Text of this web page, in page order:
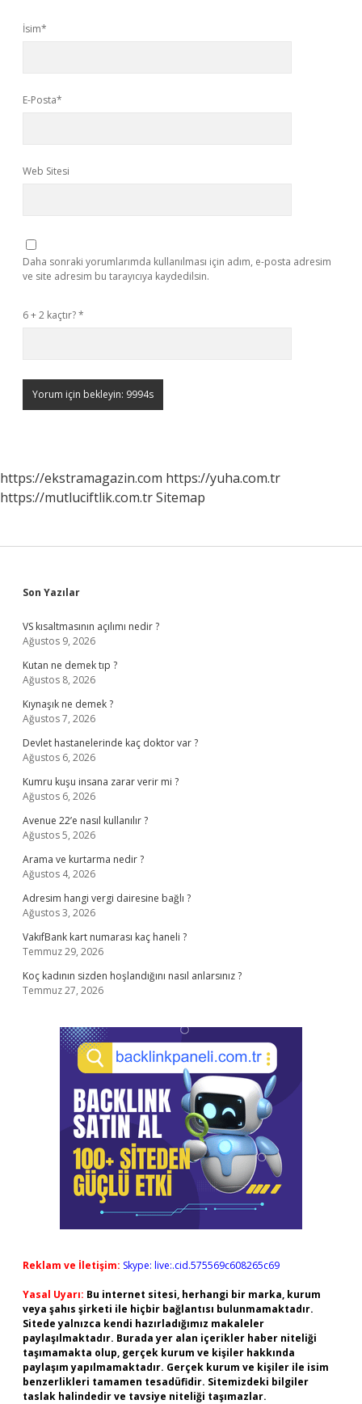
İsim*
E-Posta*
Web Sitesi
Daha sonraki yorumlarımda kullanılması için adım, e-posta adresim
ve site adresim bu tarayıcıya kaydedilsin.
6 + 2 kaçtır?*
https://ekstramagazin.com https://yuha.com.tr
https://mutluciftlik.com.trSitemap
Sidebar
Son Yazılar
VS kısaltmasının açılımı nedir ?
Ağustos 9, 2026
Kutan ne demek tıp ?
Ağustos 8, 2026
Kıynaşık ne demek ?
Ağustos 7, 2026
Devlet hastanelerinde kaç doktor var ?
Ağustos 6, 2026
Kumru kuşu insana zarar verir mi ?
Ağustos 6, 2026
Avenue 22’e nasıl kullanılır ?
Ağustos 5, 2026
Arama ve kurtarma nedir ?
Ağustos 4, 2026
Adresim hangi vergi dairesine bağlı ?
Ağustos 3, 2026
VakıfBank kart numarası kaç haneli ?
Temmuz 29, 2026
Koç kadının sizden hoşlandığını nasıl anlarsınız ?
Temmuz 27, 2026
Reklam ve İletişim: Skype: live:.cid.575569c608265c69
Yasal Uyarı: Bu internet sitesi, herhangi bir marka, kurum
veya şahıs şirketi ile hiçbir bağlantısı bulunmamaktadır.
Sitede yalnızca kendi hazırladığımız makaleler
paylaşılmaktadır. Burada yer alan içerikler haber niteliği
taşımamakta olup, gerçek kurum ve kişiler hakkında
paylaşım yapılmamaktadır. Gerçek kurum ve kişiler ile isim
benzerlikleri tamamen tesadüfidir. Sitemizdeki bilgiler
taslak halindedir ve tavsiye niteliği taşımazlar.